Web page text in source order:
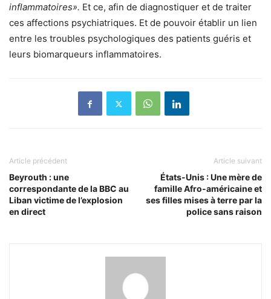
inflammatoires». Et ce, afin de diagnostiquer et de traiter
ces affections psychiatriques. Et de pouvoir établir un lien
entre les troubles psychologiques des patients guéris et
leurs biomarqueurs inflammatoires.
Article précédent
Beyrouth : une
correspondante de la BBC au
Liban victime de l’explosion
en direct
Article suivant
États-Unis : Une mère de
famille Afro-américaine et
ses filles mises à terre par la
police sans raison